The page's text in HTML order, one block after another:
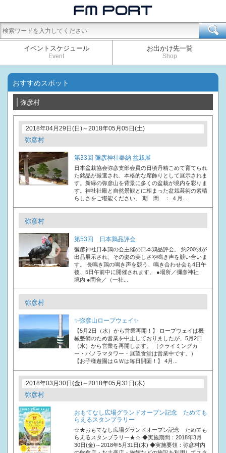
イベントスケジュール
Event
お出かけ先一覧
Shop
おすすめスポット
弥彦村
2018年04月29日(日)～2018年05月05日(土)
弥彦村
第33回 彌彦神社奉納 盆栽展
日本盆栽協会弥彦支部会員の日頃丹精こめて育てられ
た銘品が厳選され、本格的な席飾りとして展示されま
す。新緑の弥彦山を背景に多くの盆栽が境内を彩りま
す。神社社殿と自然景観とに相まった盆栽芸術の素晴
らしさをご堪能ください。 期 間 ： ４月...
弥彦村
第53回 日本鶏品評会
彌彦神社日本鶏の会主催の日本鶏品評会。 約200羽が
出品展示され、その姿の美しさや鳴き声を競い合いま
す。 長鳴き鶏の鳴き声を競う、鳴き合わせ会も4日午
後、5日午前中に開催されます。 ●場所／彌彦神社
境内 ●問合／（一社...
弥彦村
✨弥彦山ロープウェイ✨
【5月2日（水）から営業再開！】 ロープウェイは機
械整備のため営業を中止しておりましたが、5月2日
（水）から営業を再開します。 （クライミングカ
ー・パノラマタワー・展望食堂は営業中です。）
【お子様遊園はＧＷは毎日開園！】 4月...
2018年03月30日(金)～2018年05月31日(木)
弥彦村
おもてなし広場グランドオープン記念 ためても
らえるスタンプラリー
☆★おもてなし広場グランドオープン記念 ためても
らえるスタンプラリー★☆ ◆実施期間：2018年3月
30日(金)～2018年5月31日(木) ◆実施要領：弥彦村内